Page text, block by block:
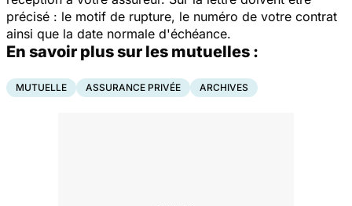
précisé : le motif de rupture, le numéro de votre contrat
ainsi que la date normale d'échéance.
En savoir plus sur les mutuelles :
MUTUELLE ASSURANCE PRIVÉE ARCHIVES